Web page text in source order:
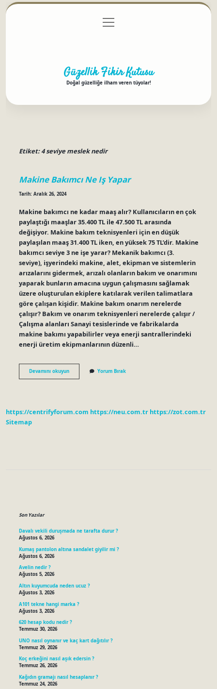
Gizlilik Politikası
menüyü
aç
Güzellik Fikir Kutusu
Doğal güzelliğe ilham veren tüyolar!
Etiket:4 seviye meslek nedir
Makine Bakımcı Ne Iş Yapar
Tarih: Aralık 26, 2024
Makine bakımcı ne kadar maaş alır? Kullanıcıların en çok
paylaştığı maaşlar 35.400 TL ile 47.500 TL arasında
değişiyor. Makine bakım teknisyenleri için en düşük
paylaşılan maaş 31.400 TL iken, en yüksek 75 TL’dir. Makine
bakımcı seviye 3 ne işe yarar? Mekanik bakımcı (3.
seviye), işyerindeki makine, alet, ekipman ve sistemlerin
arızalarını gidermek, arızalı olanların bakım ve onarımını
yaparak bunların amacına uygun çalışmasını sağlamak
üzere oluşturulan ekiplere katılarak verilen talimatlara
göre çalışan kişidir. Makine bakım onarım nerelerde
çalışır? Bakım ve onarım teknisyenleri nerelerde çalışır /
Çalışma alanları Sanayi tesislerinde ve fabrikalarda
makine bakımı yapabilirler veya enerji santrallerindeki
enerji üretim ekipmanlarının düzenli…
Devamını okuyunMakine
Bakımcı
Yorum Bırak
https://centrifyforum.com https://neu.com.tr https://zot.com.tr
Sitemap
Son Yazılar
Davalı vekili duruşmada ne tarafta durur ?
Ağustos 6, 2026
Kumaş pantolon altına sandalet giyilir mi ?
Ağustos 6, 2026
Avelin nedir ?
Ağustos 5, 2026
Altın kuyumcuda neden ucuz ?
Ağustos 3, 2026
A101 tekne hangi marka ?
Ağustos 3, 2026
620 hesap kodu nedir ?
Temmuz 30, 2026
UNO nasıl oynanır ve kaç kart dağıtılır ?
Temmuz 29, 2026
Koç erkeğini nasıl aşık edersin ?
Temmuz 26, 2026
Kağıdın gramajı nasıl hesaplanır ?
Temmuz 24, 2026